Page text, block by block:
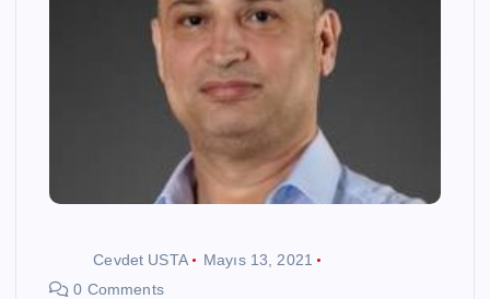
Cevdet USTA
Mayıs 13, 2021
0 Comments